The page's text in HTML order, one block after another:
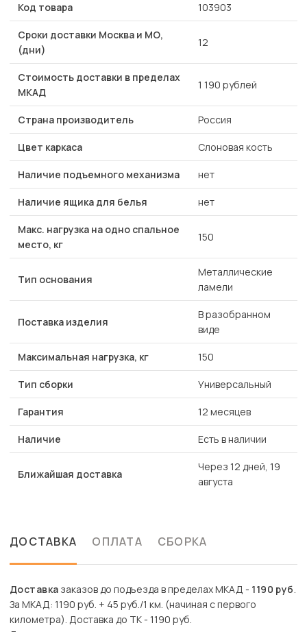
Код товара 103903
Сроки доставки Москва и МО,
(дни)
12
Стоимость доставки в пределах
МКАД
1 190 рублей
Страна производитель Россия
Цвет каркаса Слоновая кость
Наличие подъемного механизма нет
Наличие ящика для белья нет
Макс. нагрузка на одно спальное
место, кг
150
Тип основания
Металлические
ламели
Поставка изделия
В разобранном
виде
Максимальная нагрузка, кг 150
Тип сборки Универсальный
Гарантия 12 месяцев
Наличие Есть в наличии
Ближайшая доставка
Через 12 дней, 19
августа
ДОСТАВКА ОПЛАТА СБОРКА
Доставка заказов до подъезда в пределах МКАД - 1190 руб.
За МКАД: 1190 руб. + 45 руб./1 км. (начиная с первого
километра). Доставка до ТК - 1190 руб.